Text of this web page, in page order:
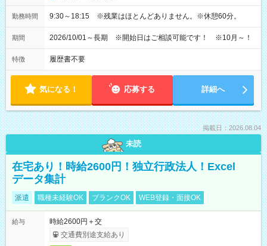
勤務時間 9:30～18:15 ※残業はほとんどありません。※休憩60分。
期間 2026/10/01～長期 ※開始日はご相談可能です！ ※10月～！
特徴 履歴書不要
気になる！ 応募する 詳細へ
掲載日：2026.08.04
未読
在宅あり！時給2600円！独立行政法人！Excel
データ集計
派遣 職種未経験OK ブランクOK WEB登録・面接OK
給与
時給2600円＋交
交通費別途支給あり